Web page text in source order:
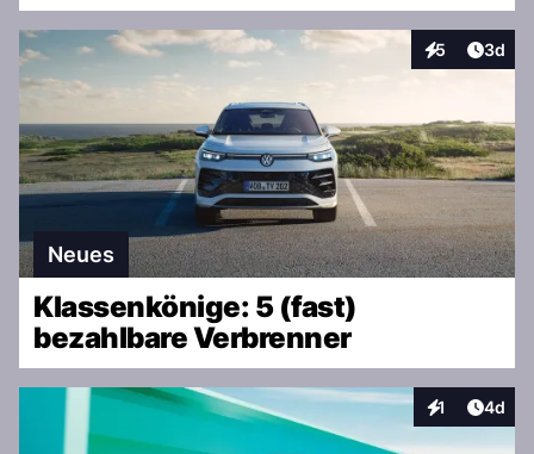
5
Interaktionen
3d
Neues
Klassenkönige: 5 (fast)
bezahlbare Verbrenner
1
Interaktionen
4d